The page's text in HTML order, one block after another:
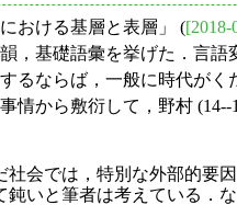
おける基層と表層」 ([2018-
，基礎語彙を挙げた．言
るならば，一般に時代が
情から敷衍して，野村
会では，特別な外部的要
鈍いと筆者は考えている．